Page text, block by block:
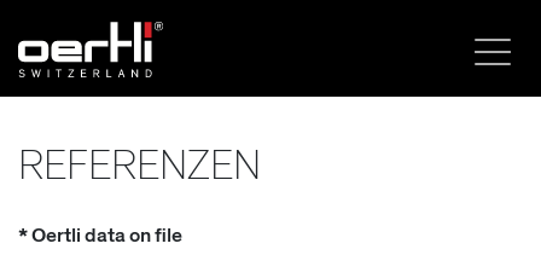
REFERENZEN
* Oertli data on file